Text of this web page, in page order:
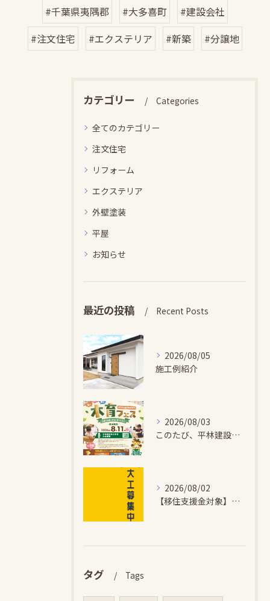
#千葉県夷隅郡 #大多喜町
#建設会社
#注文住宅
#エクステリア #新築 #分譲地
カテゴリー Categories
全てのカテゴリー
注文住宅
リフォーム
エクステリア
外壁塗装
平屋
お知らせ
最近の投稿 Recent Posts
2026/08/05
施工例紹介
2026/08/03
このたび、平林建設では、お子さまが木とふれあい・木について学...
2026/08/02
【移住支援金対象】【未経験歓迎】大多喜町で「見えないところも...
タグ Tags